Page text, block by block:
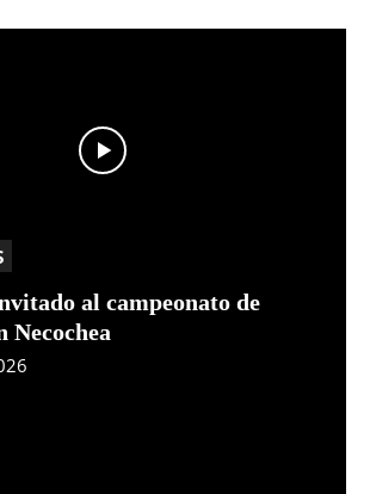
al campeonato de
Necochea